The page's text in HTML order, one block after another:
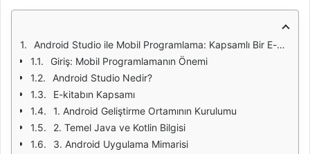
Android Studio ile Mobil Programlama: Kapsamlı Bir E-kitap
Giriş: Mobil Programlamanın Önemi
Android Studio Nedir?
E-kitabın Kapsamı
1. Android Geliştirme Ortamının Kurulumu
2. Temel Java ve Kotlin Bilgisi
3. Android Uygulama Mimarisi